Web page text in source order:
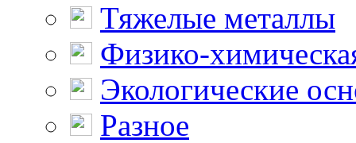
Тяжелые металлы
Физико-
Экологические
Разное